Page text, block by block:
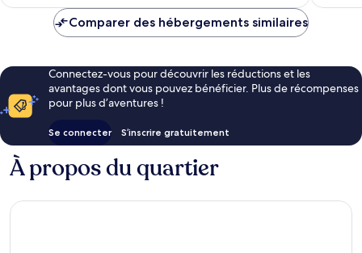
de
Comparer des hébergements similaires
Connectez-vous pour découvrir les réductions et les
avantages dont vous pouvez bénéficier. Plus de récompenses
pour plus d’aventures !
Se connecter S’inscrire gratuitement
À propos du quartier